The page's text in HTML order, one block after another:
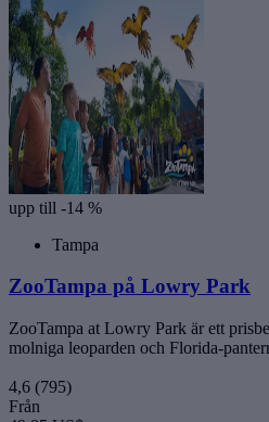
upp till -14 %
Tampa
ZooTampa på Lowry Park
ZooTampa at Lowry Park är ett
molniga leoparden och Florida-
4,6 (795)
Från